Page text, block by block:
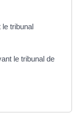
le tribunal
le tribunal de